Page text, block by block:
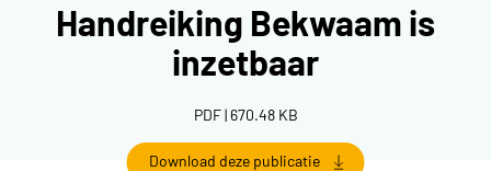
Handreiking Bekwaam is
inzetbaar
PDF | 670.48 KB
Download deze publicatie